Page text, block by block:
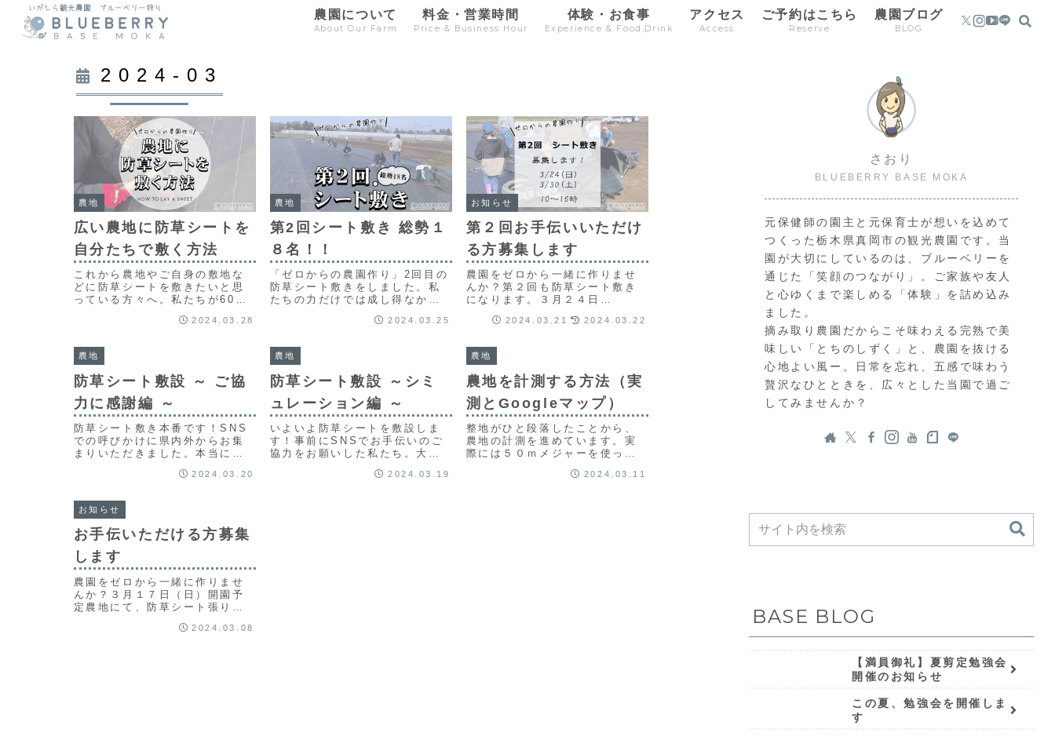
農園について
About Our Farm
料金・営業時間
Price & Business Hour
体験・お食事
Experience & Food,Drink
アクセス
Access
ご予約はこちら
Reserve
農園ブログ
BLOG
2024-03
農地
広い農地に防草シートを
自分たちで敷く方法
これから農地やご自身の敷地な
どに防草シートを敷きたいと思
っている方々へ。私たちが60ア
敷いた経験から学んだ「広い農
く方法」を詳しくお伝えしま
す。
2024.03.28
農地
第2回シート敷き 総勢１
８名！！
「ゼロからの農園作り」2回目の
防草シート敷きをしました。私
たちの力だけでは成し得なかっ
の大きさを実感することができ
2024.03.25
お知らせ
第２回お手伝いいただけ
る方募集します
農園をゼロから一緒に作りませ
んか？第２回も防草シート敷き
になります。３月２４日
農地にて、防草シート敷きをし
いただける方を募集します！
2024.03.21 2024.03.22
農地
防草シート敷設 ～ ご協
力に感謝編 ～
防草シート敷き本番です！SNS
での呼びかけに県内外からお集
まりいただきました。本当にあ
業を通して、改めて思ったこと
ごいってこと！そして、みんな
で何かを作るって、やっぱり楽
しいってことです。動画あり！
2024.03.20
農地
防草シート敷設 ～シミ
ュレーション編 ～
いよいよ防草シートを敷設しま
す！事前にSNSでお手伝いのご
協力をお願いした私たち。大人
敷設のシミュレーションをしま
2024.03.19
農地
農地を計測する方法（実
測とGoogleマップ）
整地がひと段落したことから、
農地の計測を進めています。実
際には５０ｍメジャーを使って
ある機能を使うと、パソコン上
2024.03.11
お知らせ
お手伝いただける方募集
します
農園をゼロから一緒に作りませ
んか？３月１７日（日）開園予
定農地にて、防草シート張りを
ていただける方を募集します！
2024.03.08
さおり
BLUEBERRY BASE MOKA
元保健師の園主と元保育士が想いを込めて
つくった栃木県真岡市の観光農園です。当
園が大切にしているのは、ブルーベリーを
通じた「笑顔のつながり」。ご家族や友人
と心ゆくまで楽しめる「体験」を詰め込み
ました。
摘み取り農園だからこそ味わえる完熟で美
味しい「とちのしずく」と、農園を抜ける
心地よい風ー。日常を忘れ、五感で味わう
贅沢なひとときを、広々とした当園で過ご
してみませんか？
BASE BLOG
【満員御礼】夏剪定勉強会
開催のお知らせ
この夏、勉強会を開催しま
す